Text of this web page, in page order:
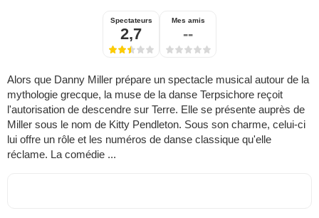
Spectateurs
2,7
Mes amis
--
Alors que Danny Miller prépare un spectacle musical autour de la
mythologie grecque, la muse de la danse Terpsichore reçoit
l'autorisation de descendre sur Terre. Elle se présente auprès de
Miller sous le nom de Kitty Pendleton. Sous son charme, celui-ci
lui offre un rôle et les numéros de danse classique qu'elle
réclame. La comédie ...